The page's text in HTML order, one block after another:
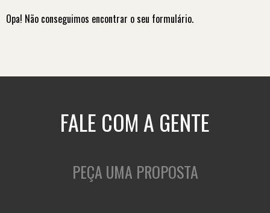
Opa! Não conseguimos encontrar o seu formulário.
FALE COM A GENTE
PEÇA UMA PROPOSTA